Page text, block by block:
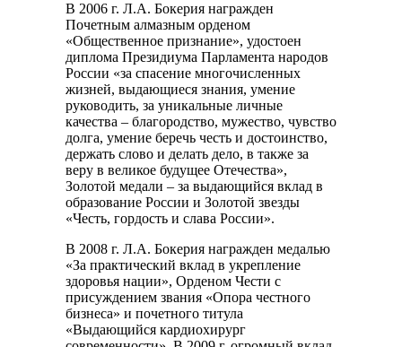
В 2006 г. Л.А. Бокерия награжден
Почетным алмазным орденом
«Общественное признание», удостоен
диплома Президиума Парламента народов
России «за спасение многочисленных
жизней, выдающиеся знания, умение
руководить, за уникальные личные
качества – благородство, мужество, чувство
долга, умение беречь честь и достоинство,
держать слово и делать дело, в также за
веру в великое будущее Отечества»,
Золотой медали – за выдающийся вклад в
образование России и Золотой звезды
«Честь, гордость и слава России».
В 2008 г. Л.А. Бокерия награжден медалью
«За практический вклад в укрепление
здоровья нации», Орденом Чести с
присуждением звания «Опора честного
бизнеса» и почетного титула
«Выдающийся кардиохирург